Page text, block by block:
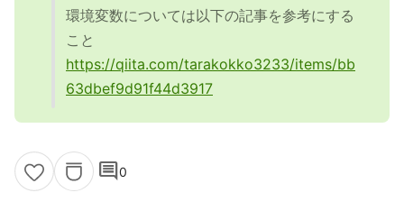
環境変数については以下の記事を参考にする
こと
https://qiita.com/tarakokko3233/items/bb
63dbef9d91f44d3917
comment0